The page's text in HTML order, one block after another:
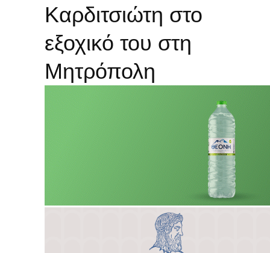
Καρδιτσιώτη στο
εξοχικό του στη
Μητρόπολη